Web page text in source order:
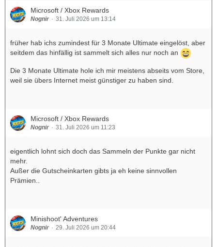
Microsoft / Xbox Rewards
Nognir 31. Juli 2026 um 13:14
früher hab ichs zumindest für 3 Monate Ultimate eingelöst, aber
seitdem das hinfällig ist sammelt sich alles nur noch an
Die 3 Monate Ultimate hole ich mir meistens abseits vom Store,
weil sie übers Internet meist günstiger zu haben sind.
Microsoft / Xbox Rewards
Nognir 31. Juli 2026 um 11:23
eigentlich lohnt sich doch das Sammeln der Punkte gar nicht
mehr.
Außer die Gutscheinkarten gibts ja eh keine sinnvollen
Prämien..
Minishoot' Adventures
Nognir 29. Juli 2026 um 20:44